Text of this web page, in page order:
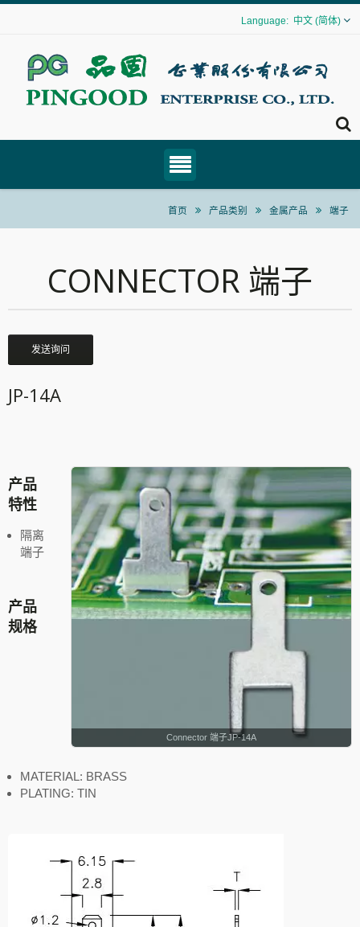
中文 (简体)
首页 产品类别 金属产品 端子
CONNECTOR 端子
发送询问
JP-14A
Connector 端子JP-14A
产品
特性
隔离
端子
产品
规格
MATERIAL: BRASS
PLATING: TIN